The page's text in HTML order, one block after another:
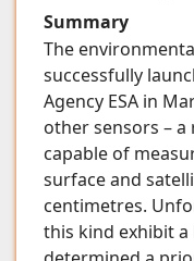
Summary
The
successfully
Agency ESA in
other sensors –
capable of
surface and
centimetres.
this kind exhibit